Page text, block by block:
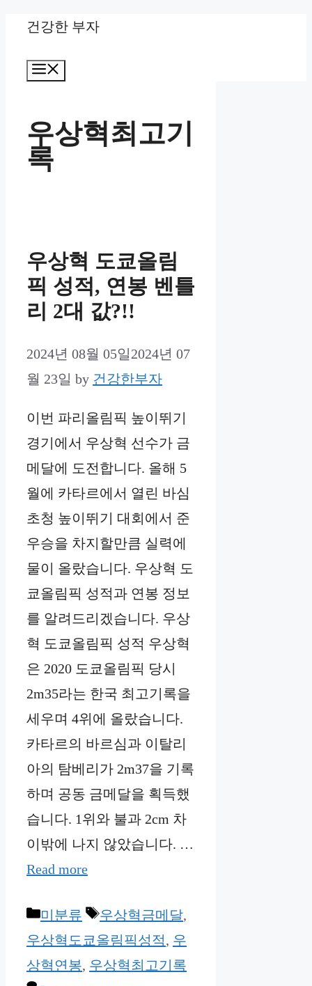
Skip
content
건강한 부자
우상혁최고기
록
우상혁 도쿄올림
픽 성적, 연봉 벤틀
리 2대 값?!!
2024년 08월 05일2024년 07
월 23일 by 건강한부자
이번 파리올림픽 높이뛰기
경기에서 우상혁 선수가 금
메달에 도전합니다. 올해 5
월에 카타르에서 열린 바심
초청 높이뛰기 대회에서 준
우승을 차지할만큼 실력에
물이 올랐습니다. 우상혁 도
쿄올림픽 성적과 연봉 정보
를 알려드리겠습니다. 우상
혁 도쿄올림픽 성적 우상혁
은 2020 도쿄올림픽 당시
2m35라는 한국 최고기록을
세우며 4위에 올랐습니다.
카타르의 바르심과 이탈리
아의 탐베리가 2m37을 기록
하며 공동 금메달을 획득했
습니다. 1위와 불과 2cm 차
이밖에 나지 않았습니다. …
Read more
Categories
미분류 Tags
우상혁금메달,
우상혁도쿄올림픽성적, 우
상혁연봉, 우상혁최고기록